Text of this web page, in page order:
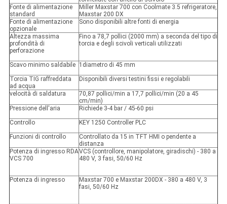
Fonte di alimentazione
standard
Miller Maxstar 700 con Coolmate 3.5 refrigeratore,
Maxstar 200 DX
Fonte di alimentazione
opzionale
Sono disponibili altre fonti di energia
Altezza massima
profondità di
perforazione
Fino a 78,7 pollici (2000 mm) a seconda del tipo di
torcia e degli scivoli verticali utilizzati
Scavo minimo saldabile 1diametro di 45 mm
Torcia TIG raffreddata
ad acqua
Disponibili diversi testini fissi e regolabili
velocità di saldatura
70,87 pollici/min a 17,7 pollici/min (20 a 45
cm/min)
Pressione dell'aria
Richiede 3-4 bar / 45-60 psi
Controllo
KEY 1250 Controller PLC
Funzioni di controllo
Controllato da 15 in TFT HMI o pendente a
distanza
Potenza di ingresso RDA
VCS 700
VCS (controllore, manipolatore, giradischi) - 380 a
480 V, 3 fasi, 50/60 Hz
Potenza di ingresso
Maxstar 700 e Maxstar 200DX - 380 a 480 V, 3
fasi, 50/60 Hz